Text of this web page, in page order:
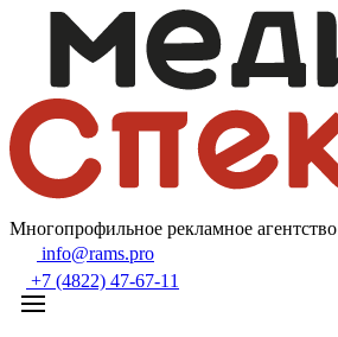
Многопрофильное рекламное агентство
info@rams.pro
+7 (4822) 47-67-11